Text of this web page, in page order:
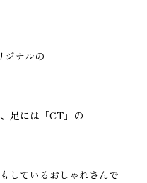
ジナルの
足には「CT」の
しているおしゃれさんで